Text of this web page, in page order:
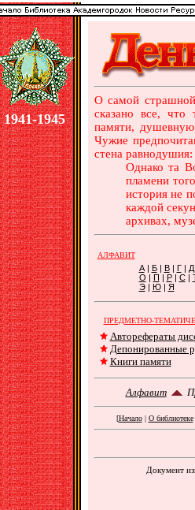
1941-1945
О самой
сказано все,
памяти,
Чужие
стена
Однако та
пламени
история не
каждой
архивах,
АЛФАВИТ
А| Б| В| Г| Д
О | П | Р| С|
Э| Ю| Я
ПРЕДМЕТНО-
Авторефераты
Депонированные
Книги памяти
Алфавит
[Начало| О библиотеке
Документ